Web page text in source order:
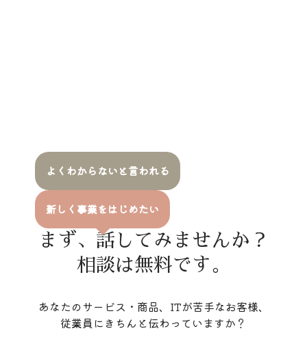
よくわからないと言われる
新しく事業をはじめたい
まず、話してみませんか？
相談は無料です。
あなたのサービス・商品、ITが苦手なお客様、
従業員にきちんと伝わっていますか？